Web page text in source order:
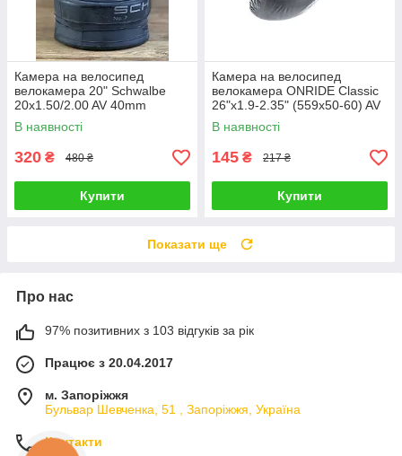
Камера на велосипед
велокамера 20" Schwalbe
20x1.50/2.00 AV 40mm
(40/62-406) 145g
В наявності
320 ₴ 480 ₴
Купити
Камера на велосипед
велокамера ONRIDE Classic
26"x1.9-2.35" (559x50-60) AV
48 (polybag)
В наявності
145 ₴ 217 ₴
Купити
Показати ще
Про нас
97% позитивних з 103 відгуків за рік
Працює з 20.04.2017
м. Запоріжжя
Бульвар Шевченка, 51 , Запоріжжя, Україна
Контакти